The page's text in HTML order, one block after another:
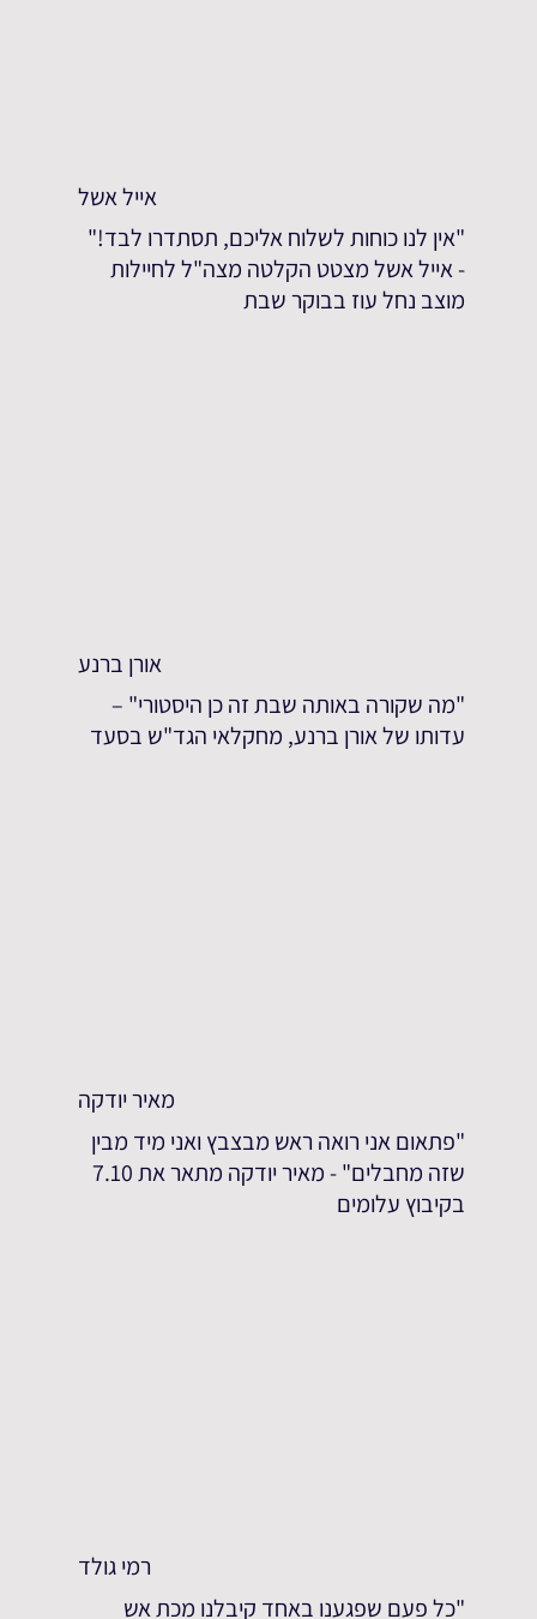
אייל אשל
"אין לנו כוחות לשלוח אליכם, תסתדרו לבד!"
- אייל אשל מצטט הקלטה מצה"ל לחיילות
מוצב נחל עוז בבוקר שבת
אורן ברנע
"מה שקורה באותה שבת זה כן היסטורי" –
עדותו של אורן ברנע, מחקלאי הגד"ש בסעד
מאיר יודקה
"פתאום אני רואה ראש מבצבץ ואני מיד מבין
שזה מחבלים" - מאיר יודקה מתאר את 7.10
בקיבוץ עלומים
רמי גולד
"כל פעם שפגענו באחד קיבלנו מכת אש